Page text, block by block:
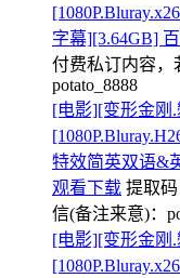
字幕][3.64GB]
付费私订内容，
potato_8888
[电影][变形金刚.
特效简英双语&
观看下载 提取码
信(备注来意)：
[电影][变形金刚.